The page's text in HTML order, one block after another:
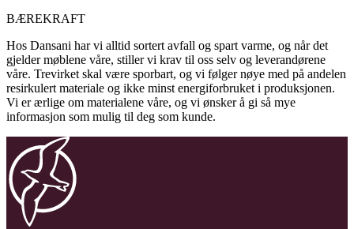
BÆREKRAFT
Hos Dansani har vi alltid sortert avfall og spart varme, og når det
gjelder møblene våre, stiller vi krav til oss selv og leverandørene
våre. Trevirket skal være sporbart, og vi følger nøye med på andelen
resirkulert materiale og ikke minst energiforbruket i produksjonen.
Vi er ærlige om materialene våre, og vi ønsker å gi så mye
informasjon som mulig til deg som kunde.